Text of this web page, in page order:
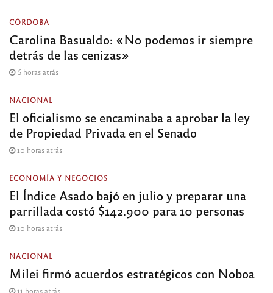
CÓRDOBA
Carolina Basualdo: «No podemos ir siempre
detrás de las cenizas»
6 horas atrás
NACIONAL
El oficialismo se encaminaba a aprobar la ley
de Propiedad Privada en el Senado
10 horas atrás
ECONOMÍA Y NEGOCIOS
El Índice Asado bajó en julio y preparar una
parrillada costó $142.900 para 10 personas
10 horas atrás
NACIONAL
Milei firmó acuerdos estratégicos con Noboa
11 horas atrás